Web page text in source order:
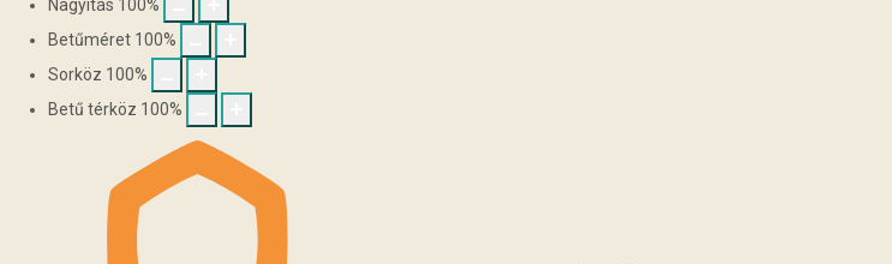
Nagyítás 100%
Betűméret 100%
Sorköz 100%
Betű térköz 100%